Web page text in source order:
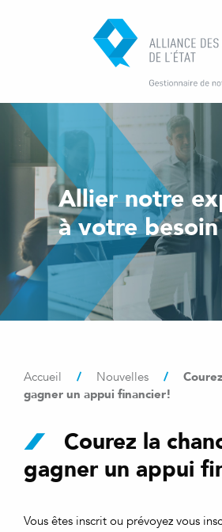
Allier notre
à votre besoin
Accueil / Nouvelles /
gagner un appui financier!
Courez la
gagner un appui
Vous êtes inscrit ou prévoyez vous